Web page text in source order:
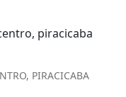
piracicaba
PIRACICABA